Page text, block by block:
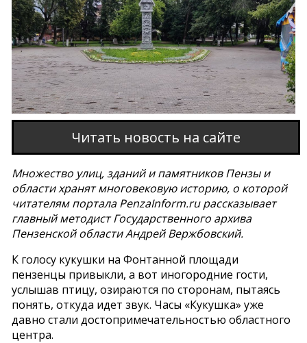
Читать новость на сайте
Множество улиц, зданий и памятников Пензы и
области хранят многовековую историю, о которой
читателям портала PenzaInform.ru рассказывает
главный методист Государственного архива
Пензенской области Андрей Вержбовский.
К голосу кукушки на Фонтанной площади
пензенцы привыкли, а вот иногородние гости,
услышав птицу, озираются по сторонам, пытаясь
понять, откуда идет звук. Часы «Кукушка» уже
давно стали достопримечательностью областного
центра.